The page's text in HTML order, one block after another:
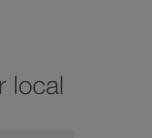
local